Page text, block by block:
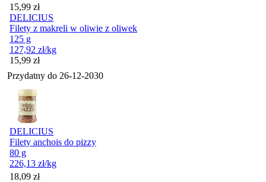
Cena
15,99 zł
DELICIUS
Filety z makreli w oliwie z oliwek
125 g
127,92 zł/kg
Cena
15,99 zł
Przydatny do 26-12-2030
DELICIUS
Filety anchois do pizzy
80 g
226,13 zł/kg
Cena
18,09 zł